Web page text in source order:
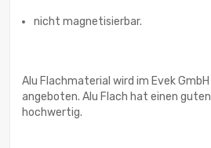
nicht magnetisierbar.
Alu Flachmaterial wird im Evek
angeboten. Alu Flach hat einen
hochwertig.